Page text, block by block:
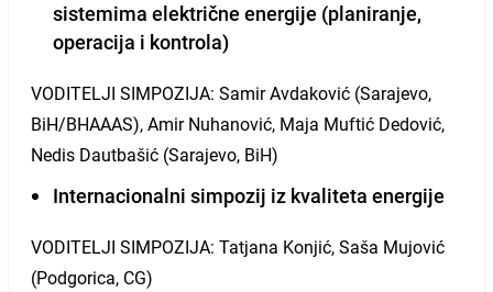
sistemima električne energije (planiranje,
operacija i kontrola)
VODITELJI SIMPOZIJA: Samir Avdaković (Sarajevo,
BiH/BHAAAS), Amir Nuhanović, Maja Muftić Dedović,
Nedis Dautbašić (Sarajevo, BiH)
Internacionalni simpozij iz kvaliteta energije
VODITELJI SIMPOZIJA: Tatjana Konjić, Saša Mujović
(Podgorica, CG)